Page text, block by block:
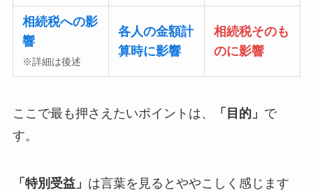
相続税への影
響
※詳細は後述
各人の金額計
算時に影響
相続税そのも
のに影響
ここで最も押さえたいポイントは、 「目的」 で
す。
「特別受益」 は言葉を見るとややこしく感じます